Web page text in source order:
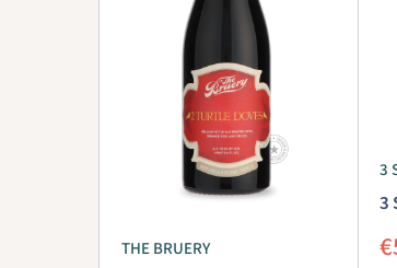
THE BRUERY
3
3